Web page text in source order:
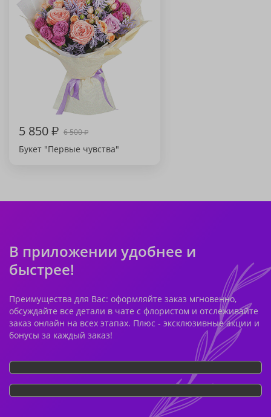
5 850₽ 6 500₽
Букет "Первые чувства"
В приложении удобнее и
быстрее!
Преимущества для Вас: оформляйте заказ мгновенно,
обсуждайте все детали в чате с флористом и отслеживайте
заказ онлайн на всех этапах. Плюс - эксклюзивные акции и
бонусы за каждый заказ!